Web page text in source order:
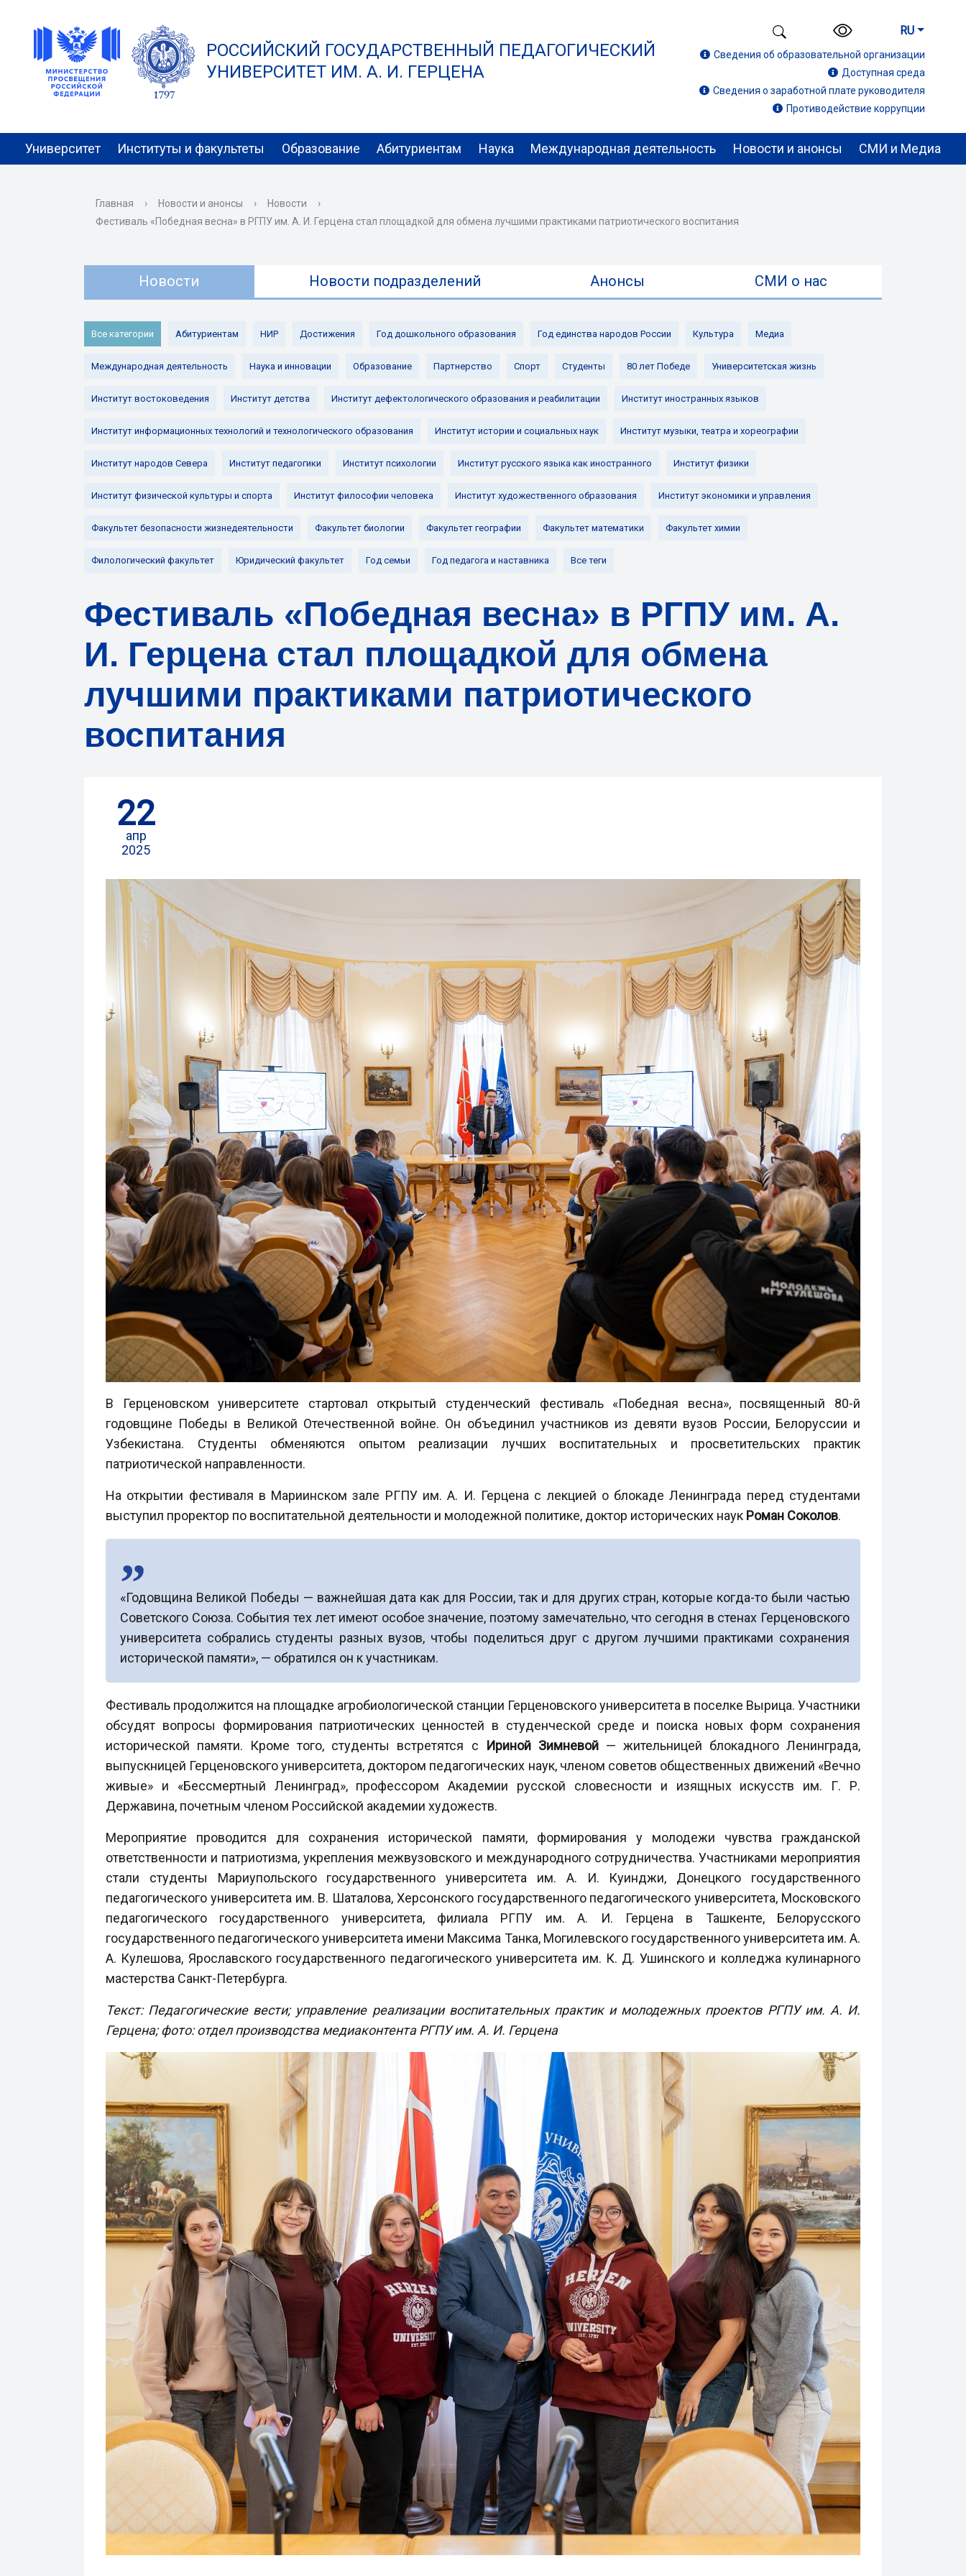
РОССИЙСКИЙ ГОСУДАРСТВЕННЫЙ ПЕДАГОГИЧЕСКИЙ
УНИВЕРСИТЕТ ИМ. А. И. ГЕРЦЕНА
RU
Сведения об образовательной организации
Доступная среда
Сведения о заработной плате руководителя
Противодействие коррупции
Университет Институты и факультеты Образование Абитуриентам Наука Международная деятельность Новости и анонсы СМИ и Медиа
Главная › Новости и анонсы › Новости
›
Фестиваль «Победная весна» в РГПУ им. А. И. Герцена стал площадкой для обмена лучшими практиками патриотического воспитания
Новости Новости подразделений Анонсы СМИ о нас
Все категории Абитуриентам НИР Достижения Год дошкольного образования Год единства народов России Культура Медиа
Международная деятельность Наука и инновации Образование Партнерство Спорт Студенты 80 лет Победе Университетская жизнь
Институт востоковедения Институт детства Институт дефектологического образования и реабилитации Институт иностранных языков
Институт информационных технологий и технологического образования Институт истории и социальных наук Институт музыки, театра и хореографии
Институт народов Севера Институт педагогики Институт психологии Институт русского языка как иностранного Институт физики
Институт физической культуры и спорта Институт философии человека Институт художественного образования Институт экономики и управления
Факультет безопасности жизнедеятельности Факультет биологии Факультет географии Факультет математики Факультет химии
Филологический факультет Юридический факультет Год семьи Год педагога и наставника Все теги
Фестиваль «Победная весна» в РГПУ им. А.
И. Герцена стал площадкой для обмена
лучшими практиками патриотического
воспитания
22
апр
2025
В Герценовском университете стартовал открытый студенческий фестиваль «Победная весна», посвященный 80-й
годовщине Победы в Великой Отечественной войне. Он объединил участников из девяти вузов России, Белоруссии и
Узбекистана. Студенты обменяются опытом реализации лучших воспитательных и просветительских практик
патриотической направленности.
На открытии фестиваля в Мариинском зале РГПУ им. А. И. Герцена с лекцией о блокаде Ленинграда перед студентами
выступил проректор по воспитательной деятельности и молодежной политике, доктор исторических наук Роман Соколов.
«Годовщина Великой Победы — важнейшая дата как для России, так и для других стран, которые когда-то были частью
Советского Союза. События тех лет имеют особое значение, поэтому замечательно, что сегодня в стенах Герценовского
университета собрались студенты разных вузов, чтобы поделиться друг с другом лучшими практиками сохранения
исторической памяти», — обратился он к участникам.
Фестиваль продолжится на площадке агробиологической станции Герценовского университета в поселке Вырица. Участники
обсудят вопросы формирования патриотических ценностей в студенческой среде и поиска новых форм сохранения
исторической памяти. Кроме того, студенты встретятся с
Ириной Зимневой— жительницей блокадного Ленинграда,
выпускницей Герценовского университета, доктором педагогических наук, членом советов общественных движений «Вечно
живые» и «Бессмертный Ленинград», профессором Академии русской словесности и изящных искусств им. Г. Р.
Державина, почетным членом Российской академии художеств.
Мероприятие проводится для сохранения исторической памяти, формирования у молодежи чувства гражданской
ответственности и патриотизма, укрепления межвузовского и международного сотрудничества. Участниками мероприятия
стали студенты Мариупольского государственного университета им. А. И. Куинджи, Донецкого государственного
педагогического университета им. В. Шаталова, Херсонского государственного педагогического университета, Московского
педагогического государственного университета, филиала РГПУ им. А. И. Герцена в Ташкенте, Белорусского
государственного педагогического университета имени Максима Танка, Могилевского государственного университета им. А.
А. Кулешова, Ярославского государственного педагогического университета им. К. Д. Ушинского и колледжа кулинарного
мастерства Санкт-Петербурга.
Текст: Педагогические вести; управление реализации воспитательных практик и молодежных проектов РГПУ им. А. И.
Герцена; фото: отдел производства медиаконтента РГПУ им. А. И. Герцена